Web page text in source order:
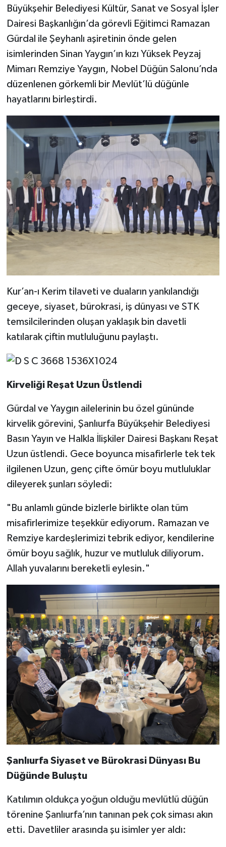
Büyükşehir Belediyesi Kültür, Sanat ve Sosyal İşler
Dairesi Başkanlığın’da görevli Eğitimci Ramazan
Gürdal ile Şeyhanlı aşiretinin önde gelen
isimlerinden Sinan Yaygın’ın kızı Yüksek Peyzaj
Mimarı Remziye Yaygın, Nobel Düğün Salonu’nda
düzenlenen görkemli bir Mevlüt’lü düğünle
hayatlarını birleştirdi.
​Kur’an-ı Kerim tilaveti ve duaların yankılandığı
geceye, siyaset, bürokrasi, iş dünyası ve STK
temsilcilerinden oluşan yaklaşık bin davetli
katılarak çiftin mutluluğunu paylaştı.
​Kirveliği Reşat Uzun Üstlendi
​Gürdal ve Yaygın ailelerinin bu özel gününde
kirvelik görevini, Şanlıurfa Büyükşehir Belediyesi
Basın Yayın ve Halkla İlişkiler Dairesi Başkanı Reşat
Uzun üstlendi. Gece boyunca misafirlerle tek tek
ilgilenen Uzun, genç çifte ömür boyu mutluluklar
dileyerek şunları söyledi:
​"Bu anlamlı günde bizlerle birlikte olan tüm
misafirlerimize teşekkür ediyorum. Ramazan ve
Remziye kardeşlerimizi tebrik ediyor, kendilerine
ömür boyu sağlık, huzur ve mutluluk diliyorum.
Allah yuvalarını bereketli eylesin."
​Şanlıurfa Siyaset ve Bürokrasi Dünyası Bu
Düğünde Buluştu
​Katılımın oldukça yoğun olduğu mevlütlü düğün
törenine Şanlıurfa’nın tanınan pek çok siması akın
etti. Davetliler arasında şu isimler yer aldı: